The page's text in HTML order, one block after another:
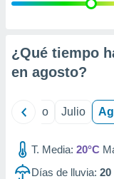
e
mediante
publicidad
de
¿Qué tiempo
en agosto?
Junio Julio
T. Media: 20°C
Días de lluvia: 20